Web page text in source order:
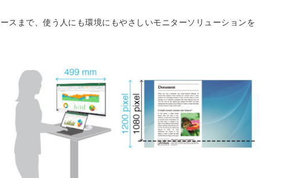
まで、使う人にも環境にもやさしいモニターソリューションを